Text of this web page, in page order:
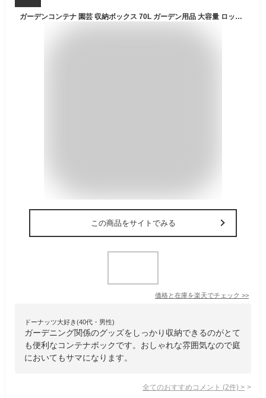
ガーデンコンテナ 園芸 収納ボックス 70L ガーデン用品 大容量 ロック機能付き （ ベランダ収納 コンテナボックス 収納ケース ベランダ 収納 収納庫 ベランダ収納ボックス ガーデニング用品 ストッカー 物置 おもちゃ箱 ） 【39ショップ】
この商品をサイトでみる
価格と在庫を楽天でチェック >>
ドーナッツ大好き(40代・男性)
ガーデニング関係のグッズをしっかり収納できるのがとて
も便利なコンテナボックです。おしゃれな雰囲気なので庭
においてもサマになります。
全てのおすすめコメント (2件) >